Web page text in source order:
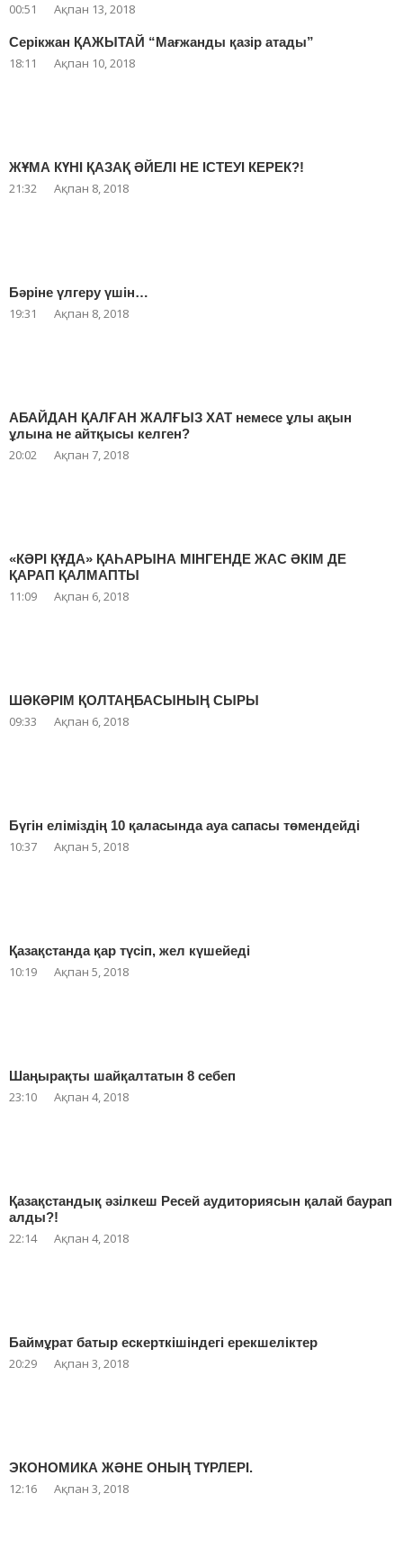
00:51 Ақпан 13, 2018
Серікжан ҚАЖЫТАЙ “Мағжанды қазір атады”
18:11 Ақпан 10, 2018
ЖҰМА КҮНІ ҚАЗАҚ ӘЙЕЛІ НЕ ІСТЕУІ КЕРЕК?!
21:32 Ақпан 8, 2018
Бәріне үлгеру үшін…
19:31 Ақпан 8, 2018
АБАЙДАН ҚАЛҒАН ЖАЛҒЫЗ ХАТ немесе ұлы ақын
ұлына не айтқысы келген?
20:02 Ақпан 7, 2018
«КӘРІ ҚҰДА» ҚАҺАРЫНА МІНГЕНДЕ ЖАС ӘКІМ ДЕ
ҚАРАП ҚАЛМАПТЫ
11:09 Ақпан 6, 2018
ШӘКӘРІМ ҚОЛТАҢБАСЫНЫҢ СЫРЫ
09:33 Ақпан 6, 2018
Бүгін еліміздің 10 қаласында ауа сапасы төмендейді
10:37 Ақпан 5, 2018
Қазақстанда қар түсіп, жел күшейеді
10:19 Ақпан 5, 2018
Шаңырақты шайқалтатын 8 себеп
23:10 Ақпан 4, 2018
Қазақстандық әзілкеш Ресей аудиториясын қалай баурап
алды?!
22:14 Ақпан 4, 2018
Баймұрат батыр ескерткішіндегі ерекшеліктер
20:29 Ақпан 3, 2018
ЭКОНОМИКА ЖӘНЕ ОНЫҢ ТҮРЛЕРІ.
12:16 Ақпан 3, 2018